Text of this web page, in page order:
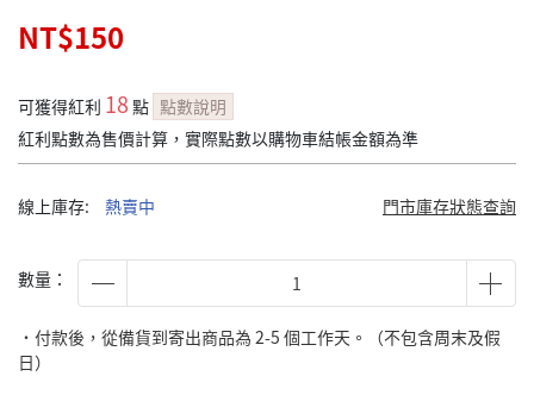
NT$150
可獲得紅利 18 點 點數說明
紅利點數為售價計算，實際點數以購物車結帳金額為準
線上庫存: 熱賣中 門市庫存狀態查詢
數量：
˙付款後，從備貨到寄出商品為 2-5 個工作天。（不包含周末及假
日）